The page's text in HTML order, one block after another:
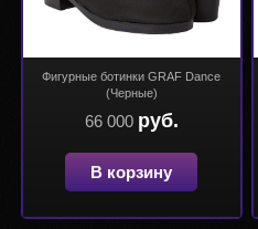
Фигурные ботинки GRAF Dance
(Черные)
66 000 руб.
В корзину